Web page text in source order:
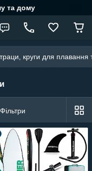
та дому
круги для плавання
Фільтри